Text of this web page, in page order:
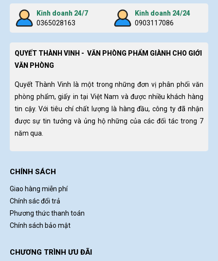
Kinh doanh 24/7
0365028163
Kinh doanh 24/24
0903117086
QUYẾT THÀNH VINH - VĂN PHÒNG PHẨM GIÀNH CHO GIỚI
VĂN PHÒNG
Quyết Thành Vinh là một trong những đơn vị phân phối văn
phòng phẩm, giấy in tại Việt Nam và được nhiều khách hàng
tin cậy. Với tiêu chí chất lượng là hàng đầu, công ty đã nhận
được sự tin tưởng và ủng hộ những của các đối tác trong 7
năm qua.
CHÍNH SÁCH
Giao hàng miễn phí
Chính sác đổi trả
Phương thức thanh toán
Chính sách bảo mật
CHƯƠNG TRÌNH ƯU ĐÃI